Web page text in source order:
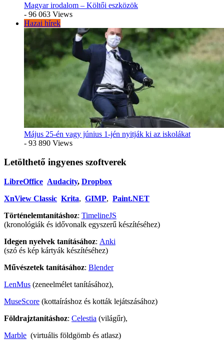
Magyar irodalom – Költői eszközök
- 96 063 Views
Hazai hírek
Május 25-én vagy június 1-jén nyitják ki az iskolákat
- 93 890 Views
Letölthető ingyenes szoftverek
LibreOffice Audacity, Dropbox
XnView Classic Krita, GIMP, Paint.NET
Történelemtanításhoz: TimelineJS
(kronológiák és idővonalk egyszerű készítéséhez)
Idegen nyelvek tanításához: Anki
(szó és kép kártyák készítéséhez)
Művészetek tanításához: Blender
LenMus (zeneelmélet tanításához),
MuseScore (kottaíráshoz és kották lejátszásához)
Földrajztanításhoz: Celestia (világűr),
Marble (virtuális földgömb és atlasz)